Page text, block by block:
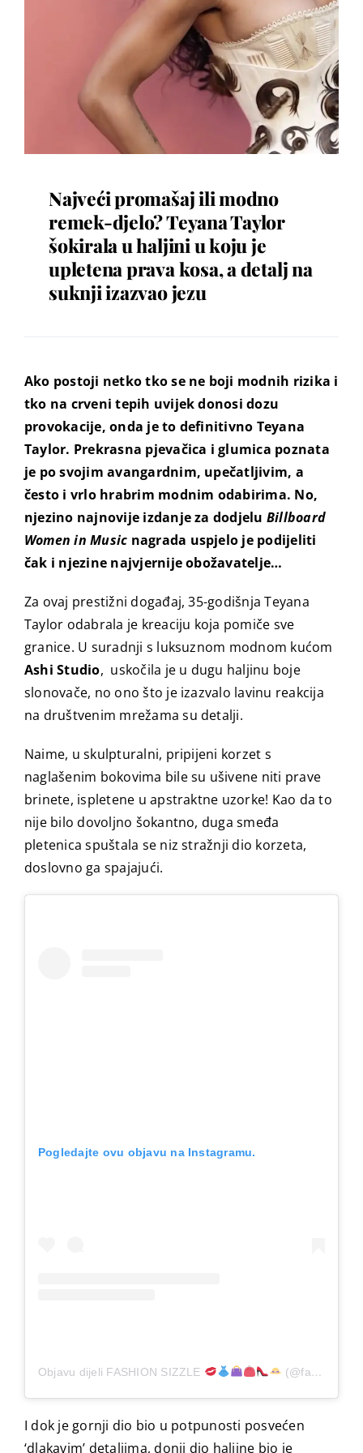
Najveći promašaj ili modno
remek-djelo? Teyana Taylor
šokirala u haljini u koju je
upletena prava kosa, a detalj na
suknji izazvao jezu
Ako postoji netko tko se ne boji modnih rizika i
tko na crveni tepih uvijek donosi dozu
provokacije, onda je to definitivno Teyana
Taylor. Prekrasna pjevačica i glumica poznata
je po svojim avangardnim, upečatljivim, a
često i vrlo hrabrim modnim odabirima. No,
njezino najnovije izdanje za dodjelu Billboard
Women in Music nagrada uspjelo je podijeliti
čak i njezine najvjernije obožavatelje…
Za ovaj prestižni događaj, 35-godišnja Teyana
Taylor odabrala je kreaciju koja pomiče sve
granice. U suradnji s luksuznom modnom kućom
Ashi Studio, uskočila je u dugu haljinu boje
slonovače, no ono što je izazvalo lavinu reakcija
na društvenim mrežama su detalji.
Naime, u skulpturalni, pripijeni korzet s
naglašenim bokovima bile su ušivene niti prave
brinete, ispletene u apstraktne uzorke! Kao da to
nije bilo dovoljno šokantno, duga smeđa
pletenica spuštala se niz stražnji dio korzeta,
doslovno ga spajajući.
Pogledajte ovu objavu na Instagramu.
Objavu dijeli FASHION SIZZLE (@fashionsizzle)
I dok je gornji dio bio u potpunosti posvećen
‘dlakavim’ detaljima, donji dio haljine bio je